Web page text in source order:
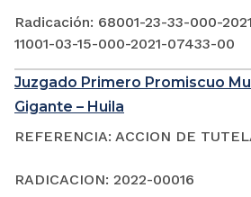
Radicación: 68001-23-33-000-
11001-03-15-000-2021-07433-00
Juzgado Primero Promiscuo
Gigante – Huila
REFERENCIA: ACCION DE
RADICACION: 2022-00016